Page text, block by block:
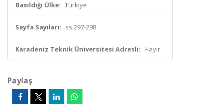
Basıldığı Ülke: Türkiye
Sayfa Sayıları: ss.297-298
Karadeniz Teknik Üniversitesi Adresli: Hayır
Paylaş